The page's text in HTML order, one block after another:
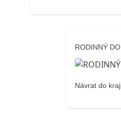
RODINNÝ
Návrat do